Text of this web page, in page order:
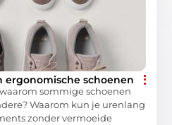
ergonomische schoenen
sommige schoenen
Waarom kun je urenlang
zonder vermoeide